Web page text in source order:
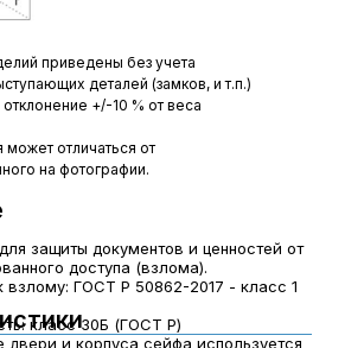
защиты документов и ценностей от
доступа (взлома).
взлому: ГОСТ Р 50862-2017 - класс 1
класс 30Б (ГОСТ Р)
двери и корпуса сейфа используется
приведены без учета
деталей (замков, и т.п.)
+/-10 % от веса
может отличаться от
на фотографии.